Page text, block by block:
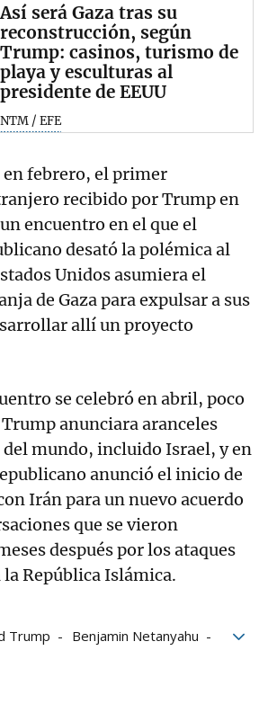
Así será Gaza tras su
reconstrucción, según
Trump: casinos, turismo de
playa y esculturas al
presidente de EEUU
NTM / EFE
en febrero, el primer
recibido por Trump en
encuentro en el que el
desató la polémica al
Unidos asumiera el
de Gaza para expulsar a sus
allí un proyecto
se celebró en abril, poco
Trump anunciara aranceles
mundo, incluido Israel, y en
anunció el inicio de
Irán para un nuevo acuerdo
que se vieron
después por los ataques
República Islámica.
Trump
Benjamin Netanyahu